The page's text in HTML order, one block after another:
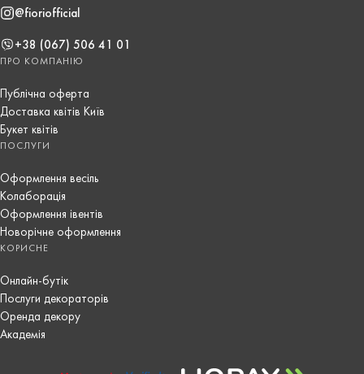
@fioriofficial
+38 (067) 506 41 01
ПРО КОМПАНІЮ
Публічна оферта
Доставка квітів Київ
Букет квітів
ПОСЛУГИ
Оформлення весіль
Колаборація
Оформлення івентів
Новорічне оформлення
КОРИСНЕ
Онлайн-бутік
Послуги декораторів
Оренда декору
Академія